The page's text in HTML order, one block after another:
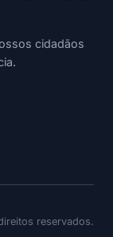
cidadãos
reservados.